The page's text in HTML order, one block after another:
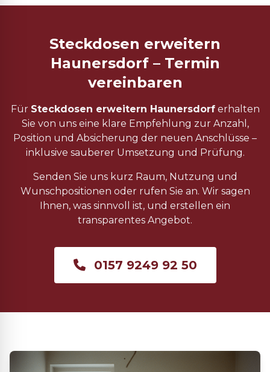
Steckdosen erweitern
Haunersdorf – Termin
vereinbaren
Für Steckdosen erweitern Haunersdorferhalten
Sie von uns eine klare Empfehlung zur Anzahl,
Position und Absicherung der neuen Anschlüsse –
inklusive sauberer Umsetzung und Prüfung.
Senden Sie uns kurz Raum, Nutzung und
Wunschpositionen oder rufen Sie an. Wir sagen
Ihnen, was sinnvoll ist, und erstellen ein
transparentes Angebot.
0157 9249 92 50